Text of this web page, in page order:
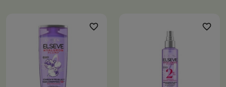
favorite_border favorite_border